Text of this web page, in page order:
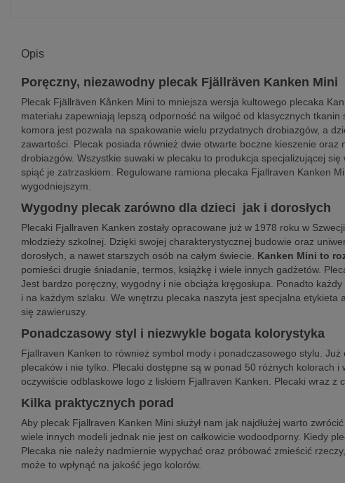
Opis
Poręczny, niezawodny plecak Fjällräven Kanken Mini
Plecak Fjällräven Kånken Mini to mniejsza wersja kultowego plecaka
materiału zapewniają lepszą odporność na wilgoć od klasycznych
komora jest pozwala na spakowanie wielu przydatnych drobiazgów, a
zawartości. Plecak posiada również dwie otwarte boczne kieszenie
drobiazgów. Wszystkie suwaki w plecaku to produkcja specjalizującej
spiąć je zatrzaskiem. Regulowane ramiona plecaka Fjallraven Kanken
wygodniejszym.
Wygodny plecak zarówno dla dzieci jak i dorosłych
Plecaki Fjallraven Kanken zostały opracowane już w 1978 roku w
młodzieży szkolnej. Dzięki swojej charakterystycznej budowie oraz
dorosłych, a nawet starszych osób na całym świecie. Kanken Mini to
pomieści drugie śniadanie, termos, książkę i wiele innych gadżetów.
Jest bardzo poręczny, wygodny i nie obciąża kręgosłupa. Ponadto
i na każdym szlaku. We wnętrzu plecaka naszyta jest specjalna
się zawieruszy.
Ponadczasowy styl i niezwykle bogata kolorystyka
Fjallraven Kanken to również symbol mody i ponadczasowego stylu.
plecaków i nie tylko. Plecaki dostępne są w ponad 50 różnych kolorach
oczywiście odblaskowe logo z liskiem Fjallraven Kanken. Plecaki wraz
Kilka praktycznych porad
Aby plecak Fjallraven Kanken Mini służył nam jak najdłużej warto
wiele innych modeli jednak nie jest on całkowicie wodoodporny. Kiedy
Plecaka nie należy nadmiernie wypychać oraz próbować zmieścić
może to wpłynąć na jakość jego kolorów.